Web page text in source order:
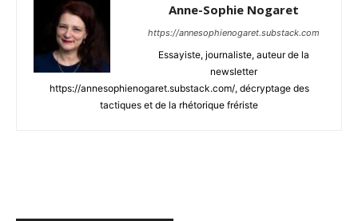
Anne-Sophie Nogaret
https://annesophienogaret.substack.com
Essayiste, journaliste, auteur de la
newsletter
https://annesophienogaret.substack.com/, décryptage des
tactiques et de la rhétorique frériste